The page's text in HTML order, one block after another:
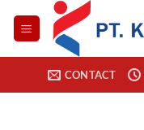
CONTACT